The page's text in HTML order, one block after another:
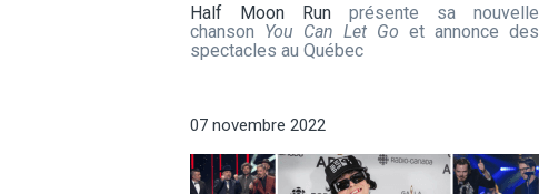
Half Moon Run présente sa nouvelle
chanson You Can Let Go et annonce des
spectacles au Québec
07 novembre 2022